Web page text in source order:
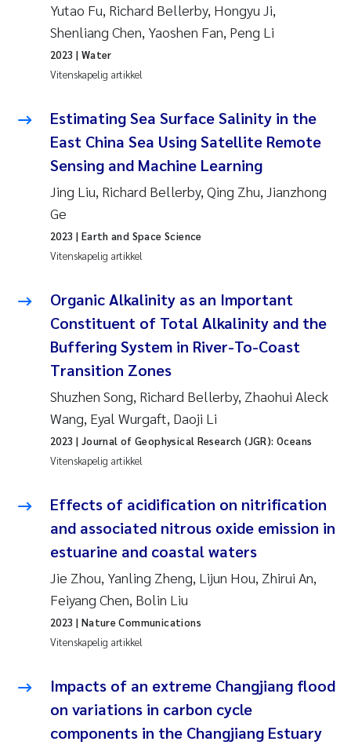
Yutao Fu, Richard Bellerby, Hongyu Ji,
Shenliang Chen, Yaoshen Fan, Peng Li
Vitenskapelig artikkel
2023 | Water
Estimating Sea Surface Salinity in the
East China Sea Using Satellite Remote
Sensing and Machine Learning
Jing Liu, Richard Bellerby, Qing Zhu, Jianzhong
Ge
Vitenskapelig artikkel
2023 | Earth and Space Science
Organic Alkalinity as an Important
Constituent of Total Alkalinity and the
Buffering System in River-To-Coast
Transition Zones
Shuzhen Song, Richard Bellerby, Zhaohui Aleck
Wang, Eyal Wurgaft, Daoji Li
Vitenskapelig artikkel
2023 | Journal of Geophysical Research (JGR): Oceans
Effects of acidification on nitrification
and associated nitrous oxide emission in
estuarine and coastal waters
Jie Zhou, Yanling Zheng, Lijun Hou, Zhirui An,
Feiyang Chen, Bolin Liu
Vitenskapelig artikkel
2023 | Nature Communications
Impacts of an extreme Changjiang flood
on variations in carbon cycle
components in the Changjiang Estuary